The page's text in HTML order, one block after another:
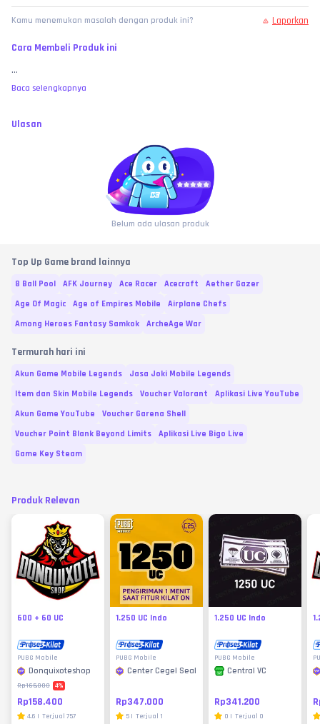
Kamu menemukan masalah dengan produk ini? Laporkan
Cara Membeli Produk ini
...
Baca selengkapnya
Ulasan
Belum ada ulasan produk
Top Up Game brand lainnya
8 Ball Pool AFK Journey Ace Racer Acecraft
Aether Gazer
Age Of Magic
Age of Empires Mobile
Airplane Chefs
Among Heroes Fantasy Samkok
ArcheAge War
Termurah hari ini
Akun Game Mobile Legends
Jasa Joki Mobile Legends
Item dan Skin Mobile Legends
Voucher Valorant
Aplikasi Live YouTube
Akun Game YouTube
Voucher Garena Shell
Voucher Point Blank Beyond Limits
Aplikasi Live Bigo Live
Game Key Steam
Produk Relevan
600 + 60 UC
PUBG Mobile
Donquixoteshop
Rp165.000 4%
Rp158.400
4.6 | Terjual 757
1.250 UC Indo
PUBG Mobile
Center Cegel Seal
Rp347.000
5 | Terjual 1
1.250 UC Indo
PUBG Mobile
Central VC
Rp341.200
0 | Terjual 0